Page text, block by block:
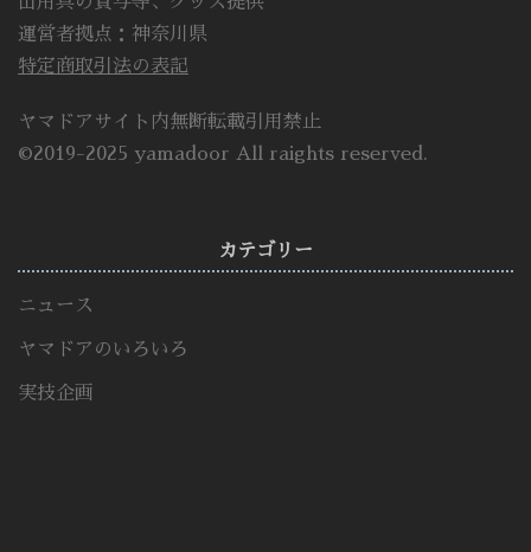
運営者拠点：神奈川県
特定商取引法の表記
ヤマドアサイト内無断転載引用禁止
©2019-2025 yamadoor All raights reserved.
カテゴリー
ニュース
ヤマドアのいろいろ
実技企画